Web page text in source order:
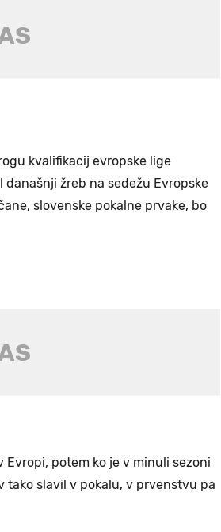
kvalifikacij evropske lige
žreb na sedežu Evropske
slovenske pokalne prvake, bo
potem ko je v minuli sezoni
tako slavil v pokalu, v prvenstvu pa